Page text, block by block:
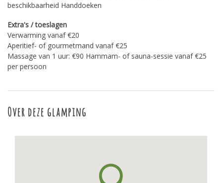
beschikbaarheid Handdoeken
Extra's / toeslagen
Verwarming vanaf €20
Aperitief- of gourmetmand vanaf €25
Massage van 1 uur: €90 Hammam- of sauna-sessie vanaf €25
per persoon
Over deze glamping